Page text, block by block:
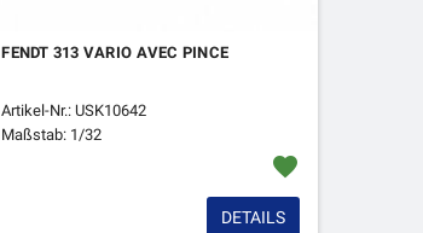
FENDT 313 VARIO AVEC PINCE
Artikel-Nr.: USK10642
Maßstab: 1/32
favorite
DETAILS